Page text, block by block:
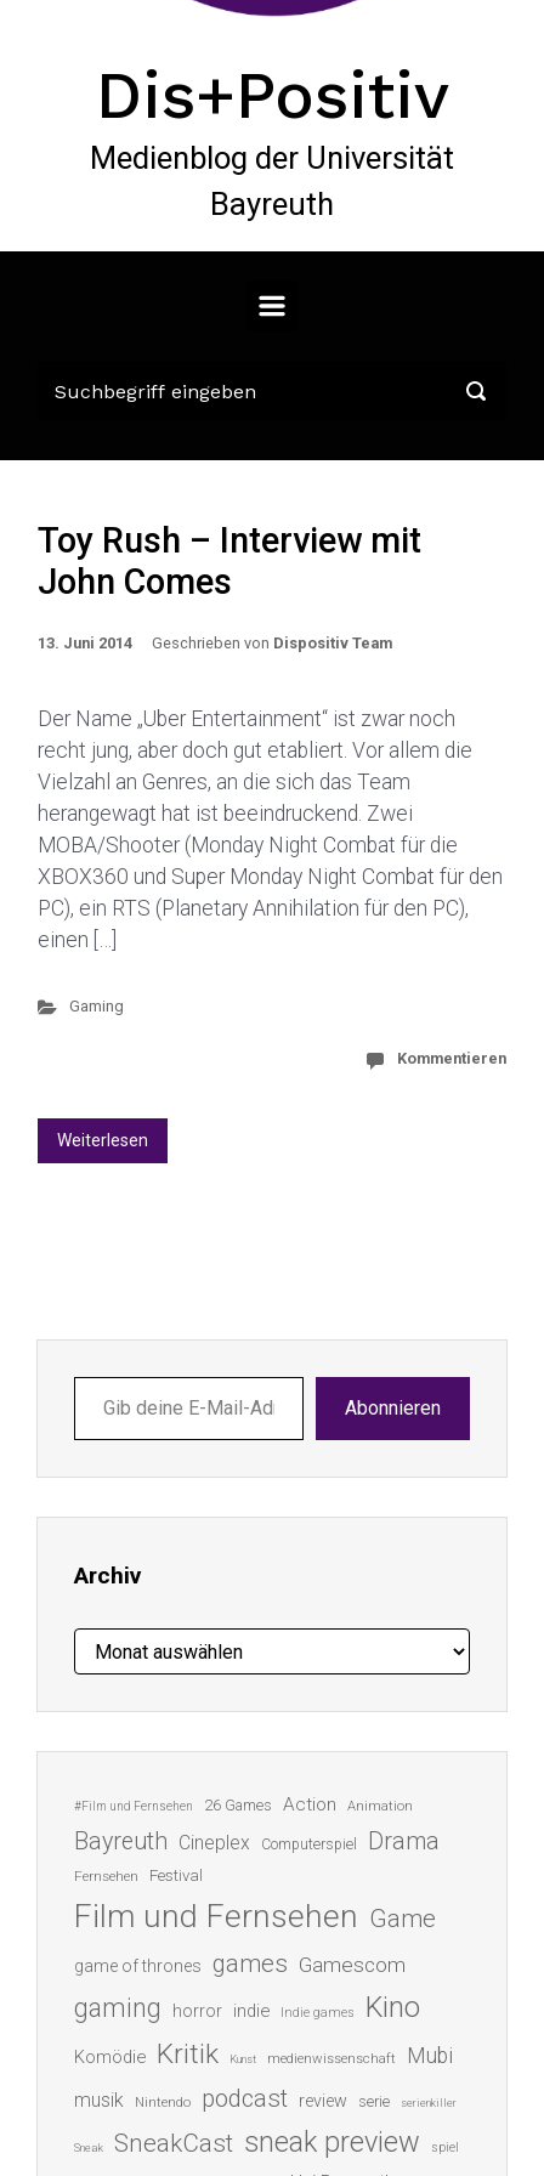
Dis+Positiv
Medienblog der Universität
Bayreuth
Toy Rush – Interview mit
John Comes
13. Juni 2014 Geschrieben von Dispositiv Team
Der Name „Uber Entertainment“ ist zwar noch
recht jung, aber doch gut etabliert. Vor allem die
Vielzahl an Genres, an die sich das Team
herangewagt hat ist beeindruckend. Zwei
MOBA/Shooter (Monday Night Combat für die
XBOX360 und Super Monday Night Combat für den
PC), ein RTS (Planetary Annihilation für den PC),
einen […]
Gaming
Kommentieren
Weiterlesen
deine
E-
ein ...
Abonnieren
Archiv
Archiv
#Film und Fernsehen 26 Games Action Animation
Bayreuth Cineplex Computerspiel Drama
Fernsehen Festival
Film und Fernsehen Game
game of thrones games Gamescom
gaming horror indie Indie games Kino
Komödie Kritik Kunst medienwissenschaft Mubi
musik Nintendo podcast review serie serienkiller
Sneak SneakCast sneak preview spiel